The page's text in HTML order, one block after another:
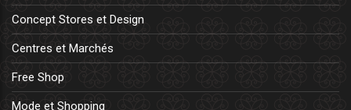
Concept Stores et Design
Centres et Marchés
Free Shop
Mode et Shopping